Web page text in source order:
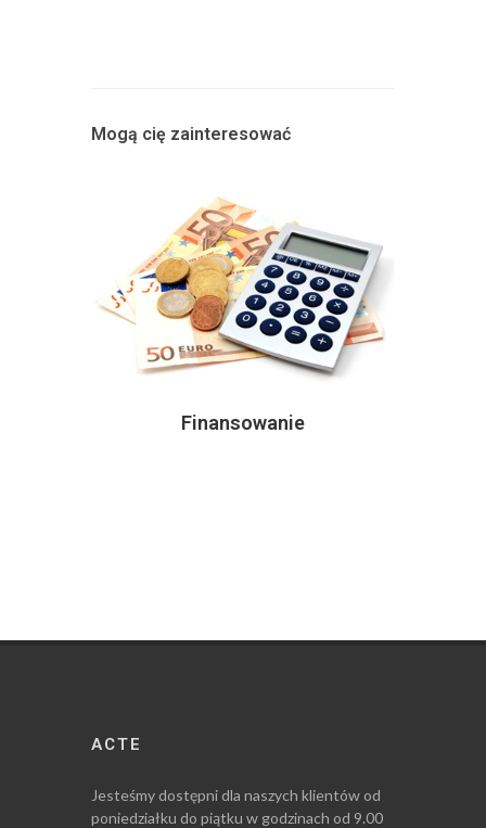
Mogą cię zainteresować
Finansowanie
ACTE
Jesteśmy dostępni dla naszych klientów od
poniedziałku do piątku w godzinach od 9.00